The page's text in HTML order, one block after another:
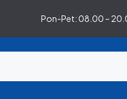
Pon-Pet: 08.00 –